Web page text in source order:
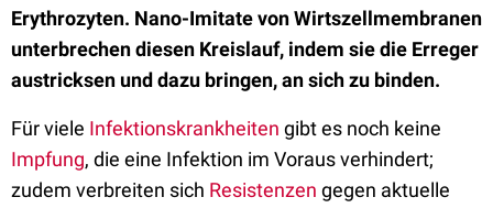
Erythrozyten. Nano-Imitate von Wirtszellmembranen
unterbrechen diesen Kreislauf, indem sie die Erreger
austricksen und dazu bringen, an sich zu binden.
Für viele Infektionskrankheiten gibt es noch keine
Impfung, die eine Infektion im Voraus verhindert;
zudem verbreiten sich Resistenzen gegen aktuelle